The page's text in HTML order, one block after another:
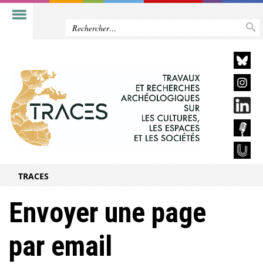
TRACES
Envoyer une page
par email